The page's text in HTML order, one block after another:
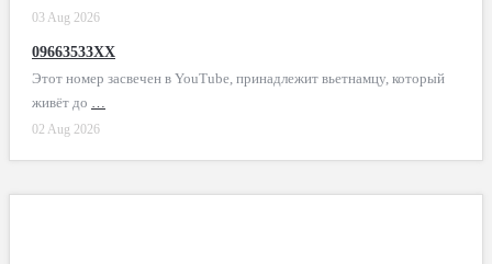
03 Aug 2026
09663533XX
Этот номер засвечен в YouTube, принадлежит вьетнамцу, который
живёт до …
02 Aug 2026